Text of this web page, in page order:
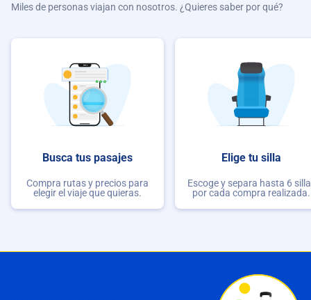
Miles de personas viajan con nosotros. ¿Quieres saber por qué?
Busca tus pasajes
Compra rutas y precios para
elegir el viaje que quieras.
Elige tu silla
Escoge y separa hasta 6
por cada compra realizada.